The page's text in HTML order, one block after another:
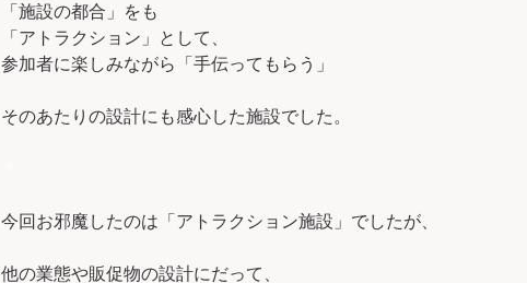
「施設の都合」をも
「アトラクション」として、
参加者に楽しみながら「手伝ってもらう」
そのあたりの設計にも感心した施設でした。
今回お邪魔したのは「アトラクション施設」でしたが、
他の業態や販促物の設計にだって、